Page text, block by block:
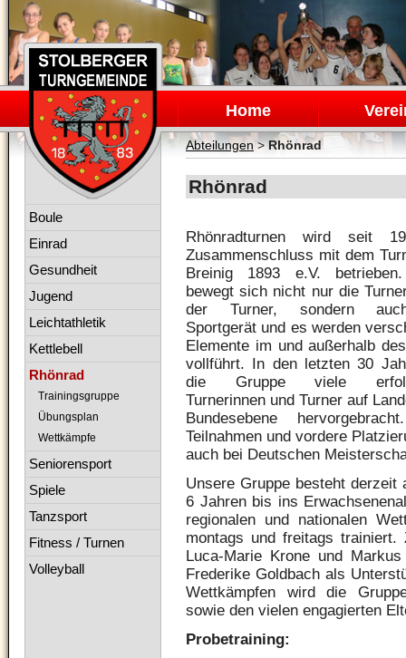
Navigation
überspringen
Home
Abteilungen>Rhönrad
Rhönrad
Rhönradturnen wird seit
Zusammenschluss mit dem
Breinig 1893 e.V.
bewegt sich nicht nur die
der Turner, sondern
Sportgerät und es werden
Elemente im und außerhalb
vollführt. In den letzten 30
die Gruppe viele
Turnerinnen und Turner auf
Bundesebene
Teilnahmen und vordere
auch bei Deutschen
Unsere Gruppe besteht derzeit
6 Jahren bis ins
regionalen und nationalen
montags und freitags trainiert.
Luca-Marie Krone und
Frederike Goldbach als
Wettkämpfen wird die
sowie den vielen engagierten
Probetraining:
Navigation
Boule
Einrad
Gesundheit
Jugend
Leichtathletik
Kettlebell
Rhönrad
Trainingsgruppe
Übungsplan
Wettkämpfe
Seniorensport
Spiele
Tanzsport
Fitness / Turnen
Volleyball